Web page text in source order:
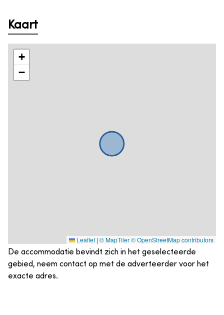
Kaart
+
−
Leaflet | © MapTiler© OpenStreetMap contributors
De accommodatie bevindt zich in het geselecteerde
gebied, neem contact op met de adverteerder voor het
exacte adres.